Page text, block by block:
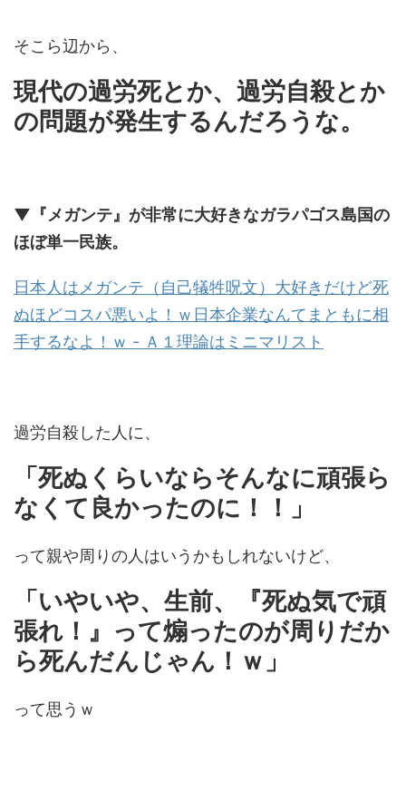
そこら辺から、
現代の過労死とか、過労自殺とか
の問題が発生するんだろうな。
▼『メガンテ』が非常に大好きなガラパゴス島国の
ほぼ単一民族。
日本人はメガンテ（自己犠牲呪文）大好きだけど死
ぬほどコスパ悪いよ！ｗ日本企業なんてまともに相
手するなよ！ｗ - Ａ１理論はミニマリスト
過労自殺した人に、
「死ぬくらいならそんなに頑張ら
なくて良かったのに！！」
って親や周りの人はいうかもしれないけど、
「いやいや、生前、『死ぬ気で頑
張れ！』って煽ったのが周りだか
ら死んだんじゃん！ｗ」
って思うｗ